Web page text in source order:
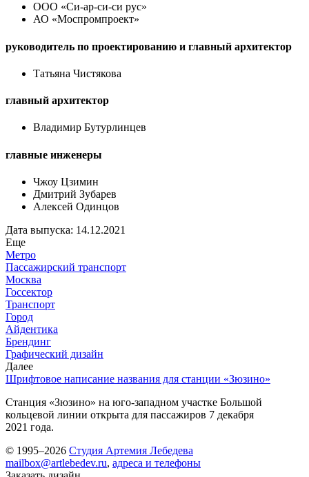
ООО «Си-ар-си-си рус»
АО «Моспромпроект»
руководитель по проектированию и главный архитектор
Татьяна Чистякова
главный архитектор
Владимир Бутурлинцев
главные инженеры
Чжоу Цзимин
Дмитрий Зубарев
Алексей Одинцов
Дата выпуска: 14.12.2021
Еще
Метро
Пассажирский транспорт
Москва
Госсектор
Транспорт
Город
Айдентика
Брендинг
Графический дизайн
Далее
Шрифтовое написание названия для станции «Зюзино»
Станция «Зюзино» на юго-западном участке Большой
кольцевой линии открыта для пассажиров 7 декабря
2021 года.
© 1995–2026 Студия Артемия Лебедева
mailbox@artlebedev.ru, адреса и телефоны